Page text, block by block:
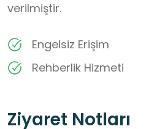
verilmiştir.
Engelsiz Erişim
Rehberlik Hizmeti
Ziyaret Notları